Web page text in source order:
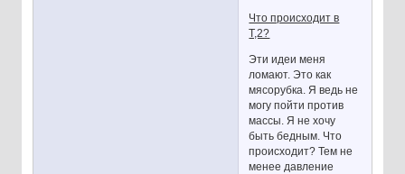
Что происходит в
Т,2?
Эти идеи меня
ломают. Это как
мясорубка. Я ведь не
могу пойти против
массы. Я не хочу
быть бедным. Что
происходит? Тем не
менее давление